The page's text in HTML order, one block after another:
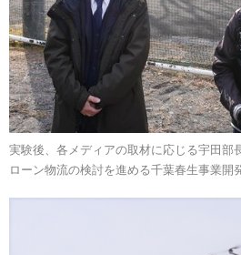
実験後、各メディアの取材に応じる宇田部
ローン物流の検討を進める千葉春生事業開